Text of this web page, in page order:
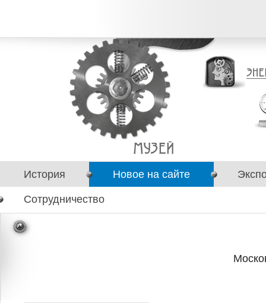
История Новое на сайте
Сотрудничество